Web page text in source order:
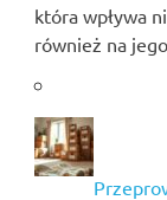
która wpływa
również na